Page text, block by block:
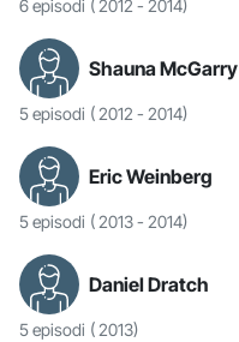
6 episodi ( 2012 - 2014)
Shauna McGarry
5 episodi ( 2012 - 2014)
Eric Weinberg
5 episodi ( 2013 - 2014)
Daniel Dratch
5 episodi ( 2013)